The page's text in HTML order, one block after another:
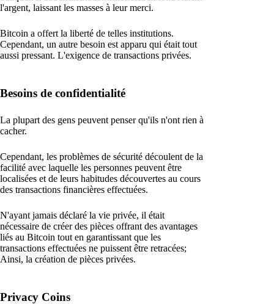
l'argent, laissant les masses à leur merci.
Bitcoin a offert la liberté de telles institutions.
Cependant, un autre besoin est apparu qui était tout
aussi pressant. L'exigence de transactions privées.
Besoins de confidentialité
La plupart des gens peuvent penser qu'ils n'ont rien à
cacher.
Cependant, les problèmes de sécurité découlent de la
facilité avec laquelle les personnes peuvent être
localisées et de leurs habitudes découvertes au cours
des transactions financières effectuées.
N'ayant jamais déclaré la vie privée, il était
nécessaire de créer des pièces offrant des avantages
liés au Bitcoin tout en garantissant que les
transactions effectuées ne puissent être retracées;
Ainsi, la création de pièces privées.
Privacy Coins